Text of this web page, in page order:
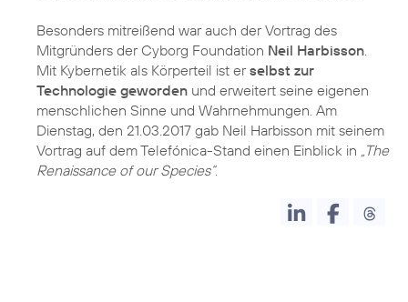
Besonders mitreißend war auch der Vortrag des
Mitgründers der Cyborg Foundation Neil Harbisson
Mit Kybernetik als Körperteil ist erselbst zur
Technologie geworden und erweitert seine eigenen
menschlichen Sinne und Wahrnehmungen. Am
Dienstag, den 21.03.2017 gab Neil Harbisson mit seinem
Vortrag auf dem Telefónica-Stand einen Einblick in „The
Renaissance of our Species“.